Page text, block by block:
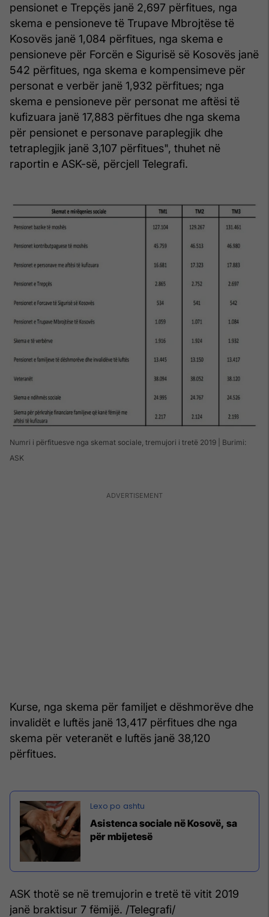
pensionet e Trepçës janë 2,697 përfitues, nga
skema e pensioneve të Trupave Mbrojtëse të
Kosovës janë 1,084 përfitues, nga skema e
pensioneve për Forcën e Sigurisë së Kosovës janë
542 përfitues, nga skema e kompensimeve për
personat e verbër janë 1,932 përfitues; nga
skema e pensioneve për personat me aftësi të
kufizuara janë 17,883 përfitues dhe nga skema
për pensionet e personave paraplegjik dhe
tetraplegjik janë 3,107 përfitues", thuhet në
raportin e ASK-së, përcjell Telegrafi.
Numri i përfituesve nga skemat sociale, tremujori i tretë 2019 | Burimi:
ASK
Kurse, nga skema për familjet e dëshmorëve dhe
invalidët e luftës janë 13,417 përfitues dhe nga
skema për veteranët e luftës janë 38,120
përfitues.
Asistenca sociale në Kosovë, sa
për mbijetesë
ASK thotë se në tremujorin e tretë të vitit 2019
janë braktisur 7 fëmijë. /Telegrafi/